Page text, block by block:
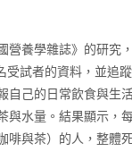
營養學雜誌》的研究
受試者的資料，並追
自己的日常飲食與生
與水量。結果顯示，
啡與茶）的人，整體